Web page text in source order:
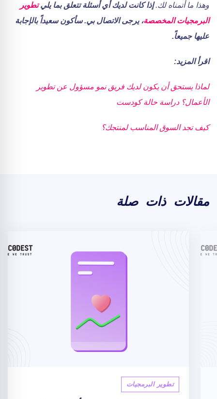
وهذا ما أتمناه لك.إذا كانت لديك أي أسئلة تتعلق بما يليتطوير
البرمجيات المخصصة، يرجى الاتصال بي. سأكون سعيداً بالإجابة
عليها جميعاً.
اقرأ المزيد:
لماذا يستحق أن يكون لديك فريق نمو مسؤول عن تطوير
الأعمال؟ دراسة حالة كودست
كيف تجد السوق المناسب لمنتجك؟
مقالات ذات صلة
تطوير البرمجيات